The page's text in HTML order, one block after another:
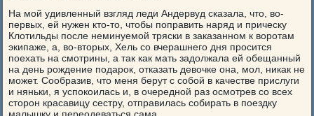
На мой удивленный взгляд леди Андервуд сказала, что, во-
первых, ей нужен кто-то, чтобы поправить наряд и прическу
Клотильды после неминуемой тряски в заказанном к воротам
экипаже, а, во-вторых, Хель со вчерашнего дня просится
поехать на смотрины, а так как мать задолжала ей обещанный
на день рождение подарок, отказать девочке она, мол, никак не
может. Сообразив, что меня берут с собой в качестве прислуги
и няньки, я успокоилась и, в очередной раз осмотрев со всех
сторон красавицу сестру, отправилась собирать в поездку